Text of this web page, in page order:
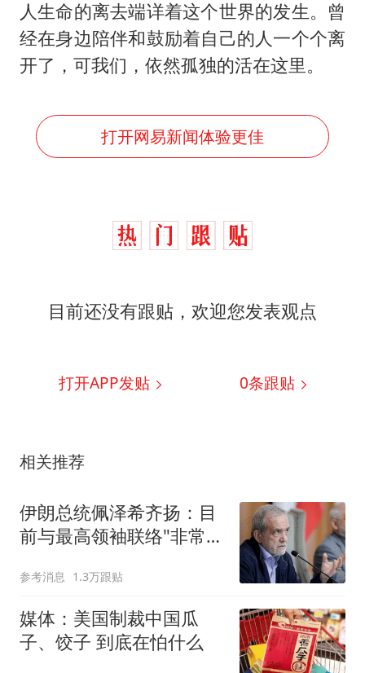
人生命的离去端详着这个世界的发生。曾
经在身边陪伴和鼓励着自己的人一个个离
开了，可我们，依然孤独的活在这里。
打开网易新闻体验更佳
目前还没有跟贴，欢迎您发表观点
打开APP发贴 0条跟贴
相关推荐
伊朗总统佩泽希齐扬：目
前与最高领袖联络"非常困
参考消息 1.3万跟贴
媒体：美国制裁中国瓜
子、饺子 到底在怕什么